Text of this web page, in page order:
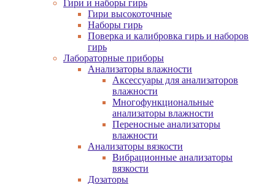
Гири и наборы гирь
Гири высокоточные
Наборы гирь
Поверка и калибровка гирь и наборов
гирь
Лабораторные приборы
Анализаторы влажности
Аксессуары для анализаторов
влажности
Многофункциональные
анализаторы влажности
Переносные анализаторы
влажности
Анализаторы вязкости
Вибрационные анализаторы
вязкости
Дозаторы